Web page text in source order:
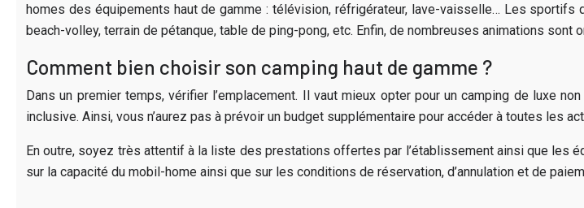
homes des équipements haut de gamme : télévision, réfrigérateur, lave-vaisselle… Les
beach-volley, terrain de pétanque, table de ping-pong, etc. Enfin, de nombreuses animations
Comment bien choisir son camping haut de gamme ?
Dans un premier temps, vérifier l’emplacement. Il vaut mieux opter pour un camping de luxe
inclusive. Ainsi, vous n’aurez pas à prévoir un budget supplémentaire pour accéder à toutes les
En outre, soyez très attentif à la liste des prestations offertes par l’établissement ainsi que les
sur la capacité du mobil-home ainsi que sur les conditions de réservation, d’annulation et de